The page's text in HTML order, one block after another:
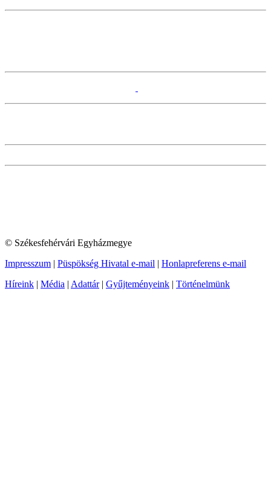
© Székesfehérvári Egyházmegye
Impresszum | Püspökség Hivatal e-mail | Honlapreferens e-mail
Híreink | Média | Adattár| Gyűjteményeink | Történelmünk